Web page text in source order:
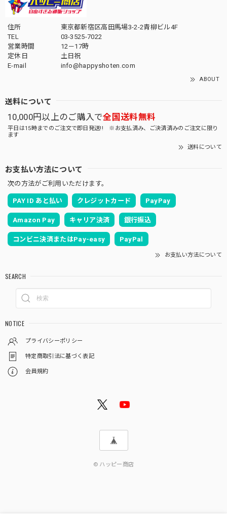
住所
東京都新宿区高田馬場3-2-2青柳ビル4F
TEL
03-3525-7022
営業時間
12－17時
定休日
土日祝
E-mail
info@happyshoten.com
ABOUT
送料について
10,000円以上のご購入で全国送料無料
平日は15時までのご注文で即日発送!! ※お支払済み、ご決済済みのご注文に限り
ます
送料について
お支払い方法について
次の方法がご利用いただけます。
PAY ID あと払い クレジットカード PayPay
Amazon Pay キャリア決済 銀行振込
コンビニ決済またはPay-easy PayPal
お支払い方法について
SEARCH
NOTICE
プライバシーポリシー
特定商取引法に基づく表記
会員規約
© ハッピー商店